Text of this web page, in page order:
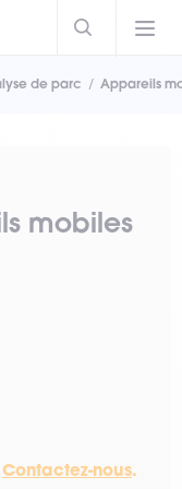
de parc Appareils
mobiles
Contactez-nous.